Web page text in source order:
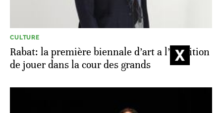
CULTURE
Rabat: la première biennale d’art a l’ambition
de jouer dans la cour des grands